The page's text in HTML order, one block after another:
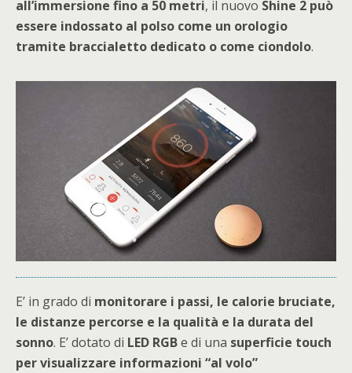
all’immersione fino a 50 metri, il nuovo Shine 2 può
essere indossato al polso come un orologio
tramite braccialetto dedicato o come ciondolo.
E’ in grado di monitorare i passi, le calorie bruciate,
le distanze percorse e la qualità e la durata del
sonno. E’ dotato di LED RGBe di una superficie touch
per visualizzare informazioni “al volo”